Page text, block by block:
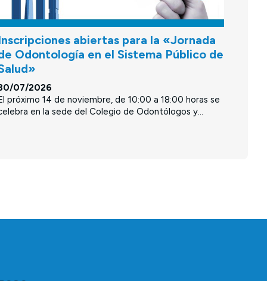
abiertas para la «Jornada
Odontología en el Sistema Público de
07/2026
próximo 14 de noviembre, de 10:00 a 18:00 horas se
en la sede del Colegio de Odontólogos y...